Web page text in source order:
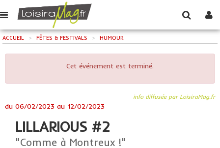
ACCUEIL > FÊTES & FESTIVALS > HUMOUR
Cet événement est terminé.
info diffusée par LoisiraMag.fr
du 06/02/2023 au 12/02/2023
LILLARIOUS #2
"Comme à Montreux !"